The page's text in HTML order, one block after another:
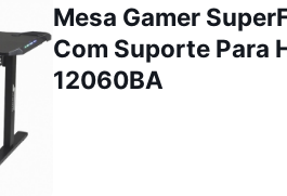
Mesa Gamer
Com Suporte Para
12060BA